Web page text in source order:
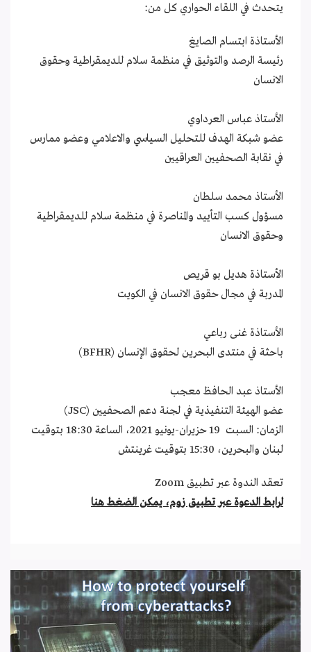
يتحدث في اللقاء الحواري كل من:
الأستاذة ابتسام الصايغ
رئيسة الرصد والتوثيق في منظمة سلام للديمقراطية وحقوق
الانسان
الأستاذ عباس العرداوي
عضو شبكة الهدف للتحليل السياسي والاعلامي وعضو ممارس
في نقابة الصحفيين العراقيين
الأستاذ محمد سلطان
مسؤول كسب التأييد والمناصرة في منظمة سلام للديمقراطية
وحقوق الانسان
الأستاذة هديل بو قريص
المدربة في مجال حقوق الانسان في الكويت
الأستاذة غنى رباعي
باحثة في منتدى البحرين لحقوق الإنسان (BFHR)
الأستاذ عبد الحافظ معجب
عضو الهيئة التنفيذية في لجنة دعم الصحفيين (JSC)
الزمان: السبت 19 حزيران-يونيو 2021، الساعة 18:30 بتوقيت
لبنان والبحرين، 15:30 بتوقيت غرينتش
تعقد الندوة عبر تطبيق Zoom
لرابط الدعوة عبر تطبيق زوم، يمكن الضغط هنا